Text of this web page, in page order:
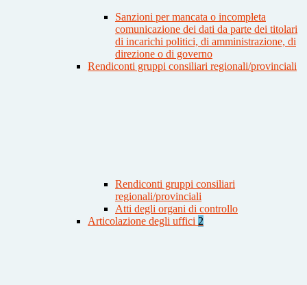
Sanzioni per mancata o incompleta
comunicazione dei dati da parte dei titolari
di incarichi politici, di amministrazione, di
direzione o di governo
Rendiconti gruppi consiliari regionali/provinciali
Rendiconti gruppi consiliari
regionali/provinciali
Atti degli organi di controllo
Articolazione degli uffici 2